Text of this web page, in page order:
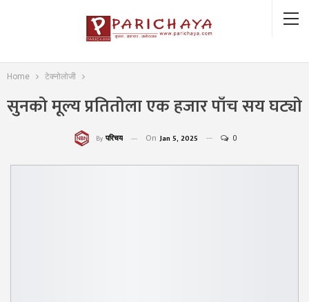
Home टेक्नोलोजी
सुनको मूल्य प्रतितोला एक हजार पाँच सय घट्यो
By परिचय On Jan 5, 2025 0